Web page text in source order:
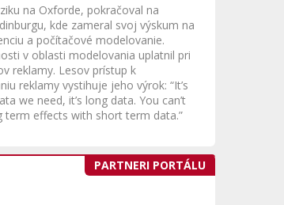
na Oxforde, pokračoval na
kde zameral svoj výskum na
a počítačové modelovanie.
v oblasti modelovania uplatnil pri
reklamy. Lesov prístup k
reklamy vystihuje jeho výrok: “It’s
we need, it’s long data. You can’t
term effects with short term data.”
PARTNERI PORTÁLU